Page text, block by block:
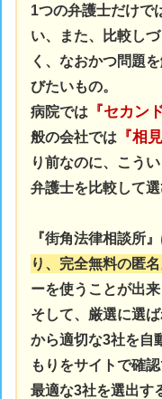
1つの弁護士だけで
い、また、比較し
く、なおかつ問題
びたいもの。
病院では
『セカン
般の会社では
『相
り前なのに、こう
弁護士を比較して
『街角法律相談所
り、完全無料の匿名
ーを使うことが出来
そして、厳選に選
から適切な3社を自
もりをサイトで確認
最適な3社を選出す